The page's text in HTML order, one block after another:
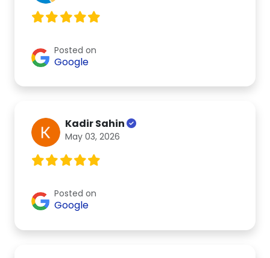
Posted on
Google
Kadir Sahin
May 03, 2026
Posted on
Google